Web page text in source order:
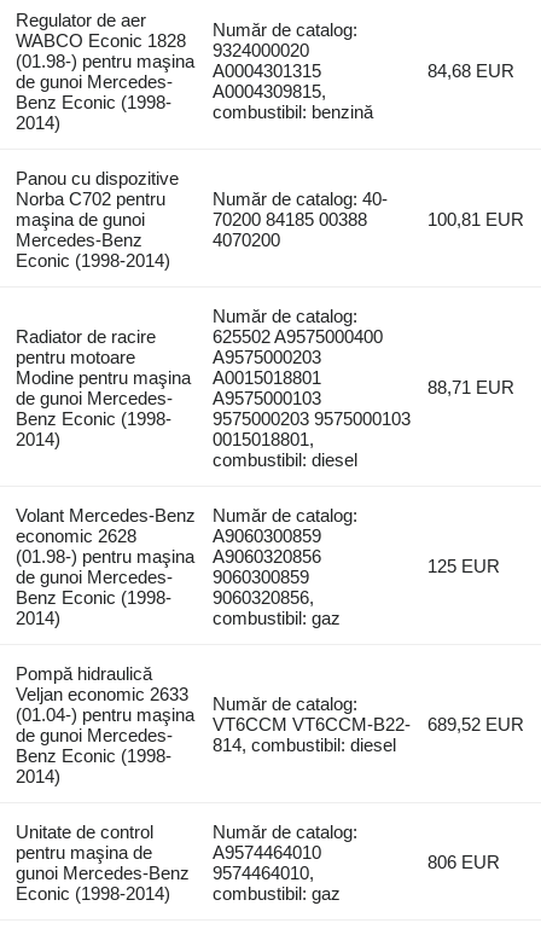
Regulator de aer
WABCO Econic 1828
(01.98-) pentru maşina
de gunoi Mercedes-
Benz Econic (1998-
2014)
Număr de catalog:
9324000020
A0004301315
A0004309815,
combustibil: benzină
84,68 EUR
Panou cu dispozitive
Norba C702 pentru
maşina de gunoi
Mercedes-Benz
Econic (1998-2014)
Număr de catalog: 40-
70200 84185 00388
4070200
100,81 EUR
Radiator de racire
pentru motoare
Modine pentru maşina
de gunoi Mercedes-
Benz Econic (1998-
2014)
Număr de catalog:
625502 A9575000400
A9575000203
A0015018801
A9575000103
9575000203 9575000103
0015018801,
combustibil: diesel
88,71 EUR
Volant Mercedes-Benz
economic 2628
(01.98-) pentru maşina
de gunoi Mercedes-
Benz Econic (1998-
2014)
Număr de catalog:
A9060300859
A9060320856
9060300859
9060320856,
combustibil: gaz
125 EUR
Pompă hidraulică
Veljan economic 2633
(01.04-) pentru maşina
de gunoi Mercedes-
Benz Econic (1998-
2014)
Număr de catalog:
VT6CCM VT6CCM-B22-
814, combustibil: diesel
689,52 EUR
Unitate de control
pentru maşina de
gunoi Mercedes-Benz
Econic (1998-2014)
Număr de catalog:
A9574464010
9574464010,
combustibil: gaz
806 EUR